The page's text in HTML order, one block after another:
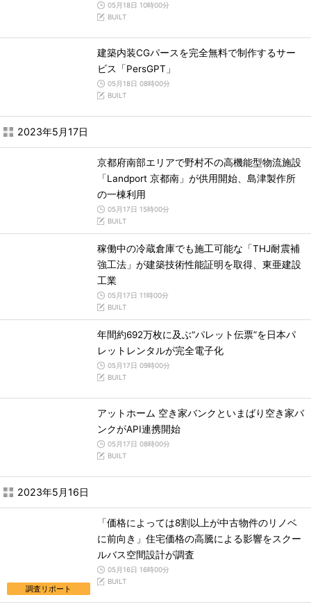
05月18日 10時00分
BUILT
建築内装CGパースを完全無料で制作するサー
ビス「PersGPT」
05月18日 08時00分
BUILT
2023年5月17日
京都府南部エリアで野村不の高機能型物流施設
「Landport 京都南」が供用開始、島津製作所
の一棟利用
05月17日 15時00分
BUILT
稼働中の冷蔵倉庫でも施工可能な「THJ耐震補
強工法」が建築技術性能証明を取得、東亜建設
工業
05月17日 11時00分
BUILT
年間約692万枚に及ぶ“パレット伝票”を日本パ
レットレンタルが完全電子化
05月17日 09時00分
BUILT
アットホーム 空き家バンクといまばり空き家バ
ンクがAPI連携開始
05月17日 08時00分
BUILT
2023年5月16日
調査リポート
「価格によっては8割以上が中古物件のリノベ
に前向き」住宅価格の高騰による影響をスクー
ルバス空間設計が調査
05月16日 16時00分
BUILT